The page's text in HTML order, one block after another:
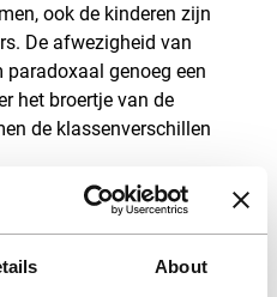
About
ook de kinderen zijn
De afwezigheid van
genoeg een
het broertje van de
de klassenverschillen